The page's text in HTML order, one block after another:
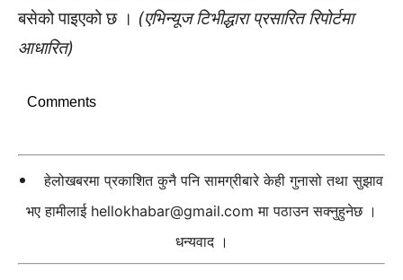
बसेको पाइएको छ । (एभिन्यूज टिभीद्धारा प्रसारित रिपोर्टमा
आधारित)
Comments
हेलोखबरमा प्रकाशित कुनै पनि सामग्रीबारे केही गुनासो तथा सुझाव
भए हामीलाई hellokhabar@gmail.com मा पठाउन सक्नुहुनेछ ।
धन्यवाद ।